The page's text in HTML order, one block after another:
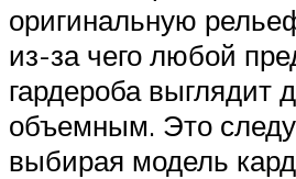
оригинальную
из-за чего любой
гардероба выглядит
объемным. Это
выбирая модель